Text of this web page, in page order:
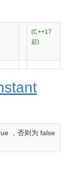
(C++17
起)
，否则为 false